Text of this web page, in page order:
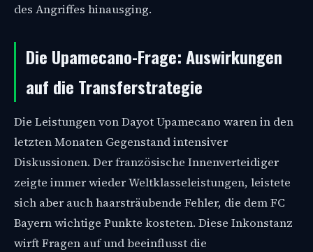
des Angriffes hinausging.
Die Upamecano-Frage: Auswirkungen
auf die Transferstrategie
Die Leistungen von Dayot Upamecano waren in den
letzten Monaten Gegenstand intensiver
Diskussionen. Der französische Innenverteidiger
zeigte immer wieder Weltklasseleistungen, leistete
sich aber auch haarsträubende Fehler, die dem FC
Bayern wichtige Punkte kosteten. Diese Inkonstanz
wirft Fragen auf und beeinflusst die